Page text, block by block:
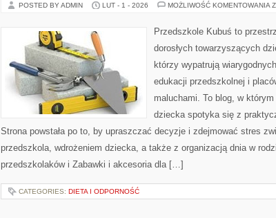
POSTED BY ADMIN LUT - 1 - 2026 MOŻLIWOŚĆ KOMENTOWANIA
Przedszkole Kubuś to
dorosłych towarzyszących
którzy wypatrują
edukacji przedszkolnej i
maluchami. To blog, w
dziecka spotyka się z
Strona powstała po to, by upraszczać decyzje i zdejmować stres
przedszkola, wdrożeniem dziecka, a także z organizacją dnia w
przedszkolaków i Zabawki i akcesoria dla […]
CATEGORIES: DIETA I ODPORNOŚĆ